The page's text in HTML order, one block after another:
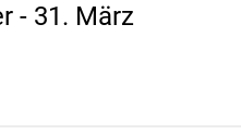
- 31. März